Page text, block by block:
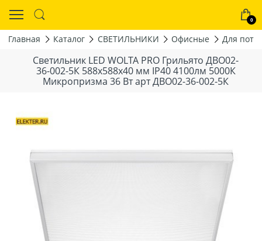
0
Главная Каталог СВЕТИЛЬНИКИ Офисные Для
Светильник LED WOLTA PRO Грильято ДВО02-
36-002-5К 588x588x40 мм IP40 4100лм 5000К
Микропризма 36 Вт арт ДВО02-36-002-5К